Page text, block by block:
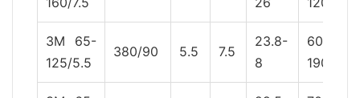
3M 65-
125/5.5
380/90 5.5 7.5
23.8-
8
600-
1900